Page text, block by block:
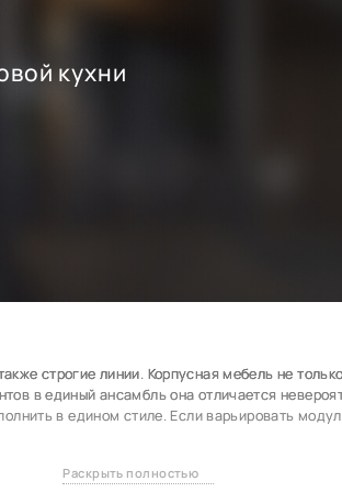
кухни
строгие линии. Корпусная мебель не
в единый ансамбль она отличается
в едином стиле. Если варьировать
корпусной мебели.
Раскрыть полностью